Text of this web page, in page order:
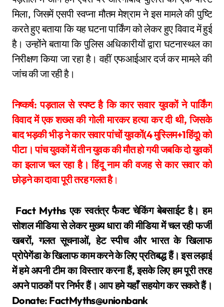
मिला, जिसमें एसपी स्वप्ना मौतम मेश्राम ने इस मामले की पुष्टि
करते हुए बताया कि यह घटना पार्किंग को लेकर हुए विवाद में हुई
है। उन्होंने बताया कि पुलिस अधिकारीयों द्वारा घटनास्थल का
निरीक्षण किया जा रहा है। वहीं एफआईआर दर्ज कर मामले की
जांच की जा रही है।
निष्कर्ष: पड़ताल से स्पष्ट है कि कार सवार युवकों ने पार्किंग
विवाद में एक शख्स की गोली मारकर हत्या कर दी थी, जिसके
बाद भड़की भीड़ ने कार सवार पांचों युवकों(4 मुस्लिम+1हिंदू) को
पीटा। पांच युवकों में तीन युवक की मौत हो गयी जबकि दो युवकों
का इलाज चल रहा है। हिंदू नाम की वजह से कार सवार को
छोड़ने का दावा पूरी तरह गलत है।
Fact Myths एक स्वतंत्र फैक्ट चेकिंग बेबसाईट है। हम
सोशल मीडिया से लेकर मुख्य धारा की मीडिया में चल रही फर्जी
खबरों, गलत सूचनाओं, हेट स्पीच और भारत के खिलाफ
प्रोपेगेंडा के खिलाफ काम करने के लिए प्रतिबद्ध हैं। इस लड़ाई
में हमे अपनी टीम का विस्तार करना हैं, इसके लिए हम पूरी तरह
अपने पाठकों पर निर्भर हैं। आप हमे यहाँ सहयोग कर सकते हैं।
Donate: FactMyths@unionbank